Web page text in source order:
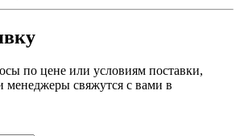
по цене или условиям поставки,
свяжутся с вами в